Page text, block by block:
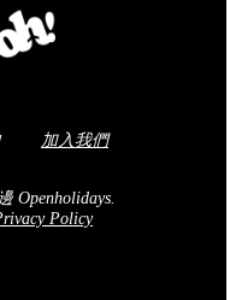
加入我們
Openholidays.
Policy